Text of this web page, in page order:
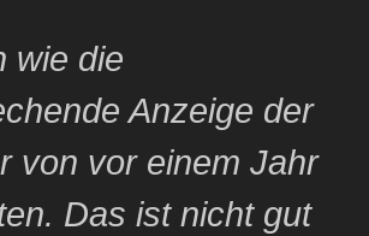
wie die
Anzeige der
von vor einem Jahr
Das ist nicht gut